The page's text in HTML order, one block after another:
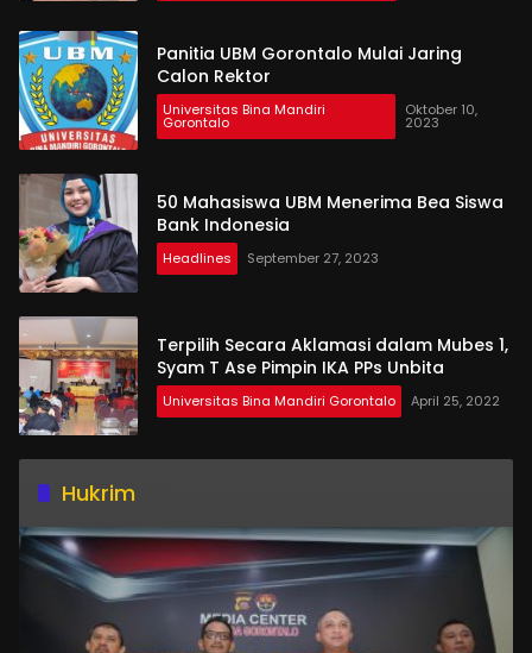
Panitia UBM Gorontalo Mulai Jaring
Calon Rektor
Universitas Bina Mandiri
Gorontalo
Oktober 10,
2023
50 Mahasiswa UBM Menerima Bea Siswa
Bank Indonesia
Headlines September 27, 2023
Terpilih Secara Aklamasi dalam Mubes 1,
Syam T Ase Pimpin IKA PPs Unbita
Universitas Bina Mandiri Gorontalo April 25, 2022
Hukrim